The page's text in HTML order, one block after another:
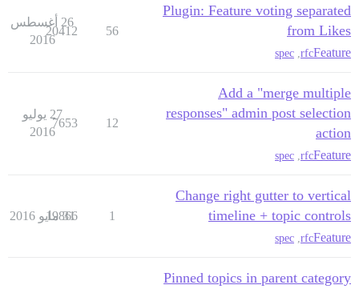
Plugin: Feature voting separated
from Likes
Feature
rfc
spec
56
20412
26 أغسطس
2016
Add a "merge multiple
responses" admin post selection
action
Feature
rfc
spec
12
7653
27 يوليو
2016
Change right gutter to vertical
timeline + topic controls
Feature
rfc
spec
1
19866
31 مايو 2016
Pinned topics in parent category